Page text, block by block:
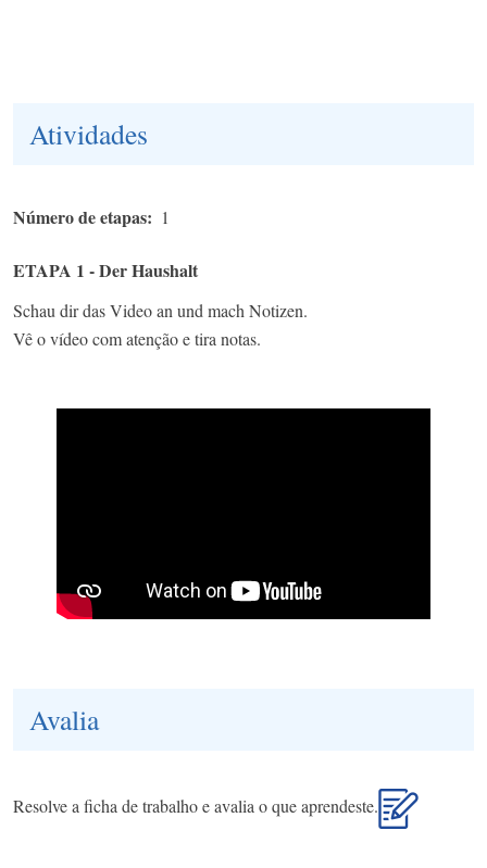
Atividades
Número de etapas 1
ETAPA 1 - Der Haushalt
Schau dir das Video an und mach Notizen.
Vê o vídeo com atenção e tira notas.
Avalia
Resolve a ficha de trabalho e avalia o que aprendeste.